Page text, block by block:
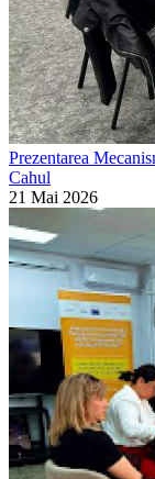
Prezentarea
Cahul
21 Mai 2026